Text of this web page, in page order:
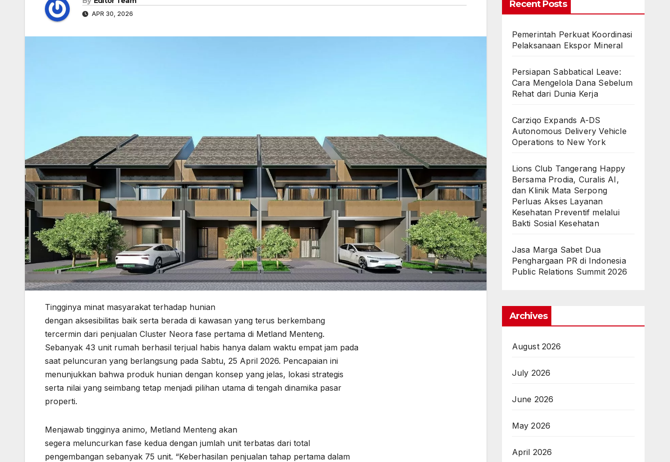
APR 30, 2026
Tingginya minat masyarakat terhadap hunian
dengan aksesibilitas baik serta berada di kawasan yang terus berkembang
tercermin dari penjualan Cluster Neora fase pertama di Metland Menteng.
Sebanyak 43 unit rumah berhasil terjual habis hanya dalam waktu empat jam pada
saat peluncuran yang berlangsung pada Sabtu, 25 April 2026. Pencapaian ini
menunjukkan bahwa produk hunian dengan konsep yang jelas, lokasi strategis
serta nilai yang seimbang tetap menjadi pilihan utama di tengah dinamika pasar
properti.
Menjawab tingginya animo, Metland Menteng akan
segera meluncurkan fase kedua dengan jumlah unit terbatas dari total
pengembangan sebanyak 75 unit. “Keberhasilan penjualan tahap pertama dalam
Recent Posts
Pemerintah Perkuat Koordinasi
Pelaksanaan Ekspor Mineral
Persiapan Sabbatical Leave:
Cara Mengelola Dana Sebelum
Rehat dari Dunia Kerja
Carziqo Expands A-DS
Autonomous Delivery Vehicle
Operations to New York
Lions Club Tangerang Happy
Bersama Prodia, Curalis AI,
dan Klinik Mata Serpong
Perluas Akses Layanan
Kesehatan Preventif melalui
Bakti Sosial Kesehatan
Jasa Marga Sabet Dua
Penghargaan PR di Indonesia
Public Relations Summit 2026
Archives
August 2026
July 2026
June 2026
May 2026
April 2026